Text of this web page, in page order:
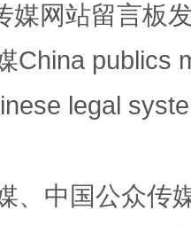
工作
媒网站留言板
China publics
legal
、中国公众传